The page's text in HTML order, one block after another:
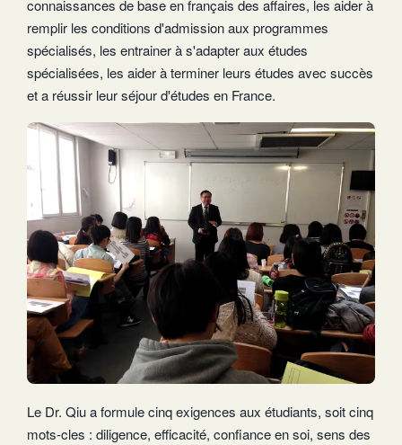
connaissances de base en français des affaires, les aider à
remplir les conditions d'admission aux programmes
spécialisés, les entrainer à s'adapter aux études
spécialisées, les aider à terminer leurs études avec succès
et a réussir leur séjour d'études en France.
Le Dr. Qiu a formule cinq exigences aux étudiants, soit cinq
mots-cles : diligence, efficacité, confiance en soi, sens des